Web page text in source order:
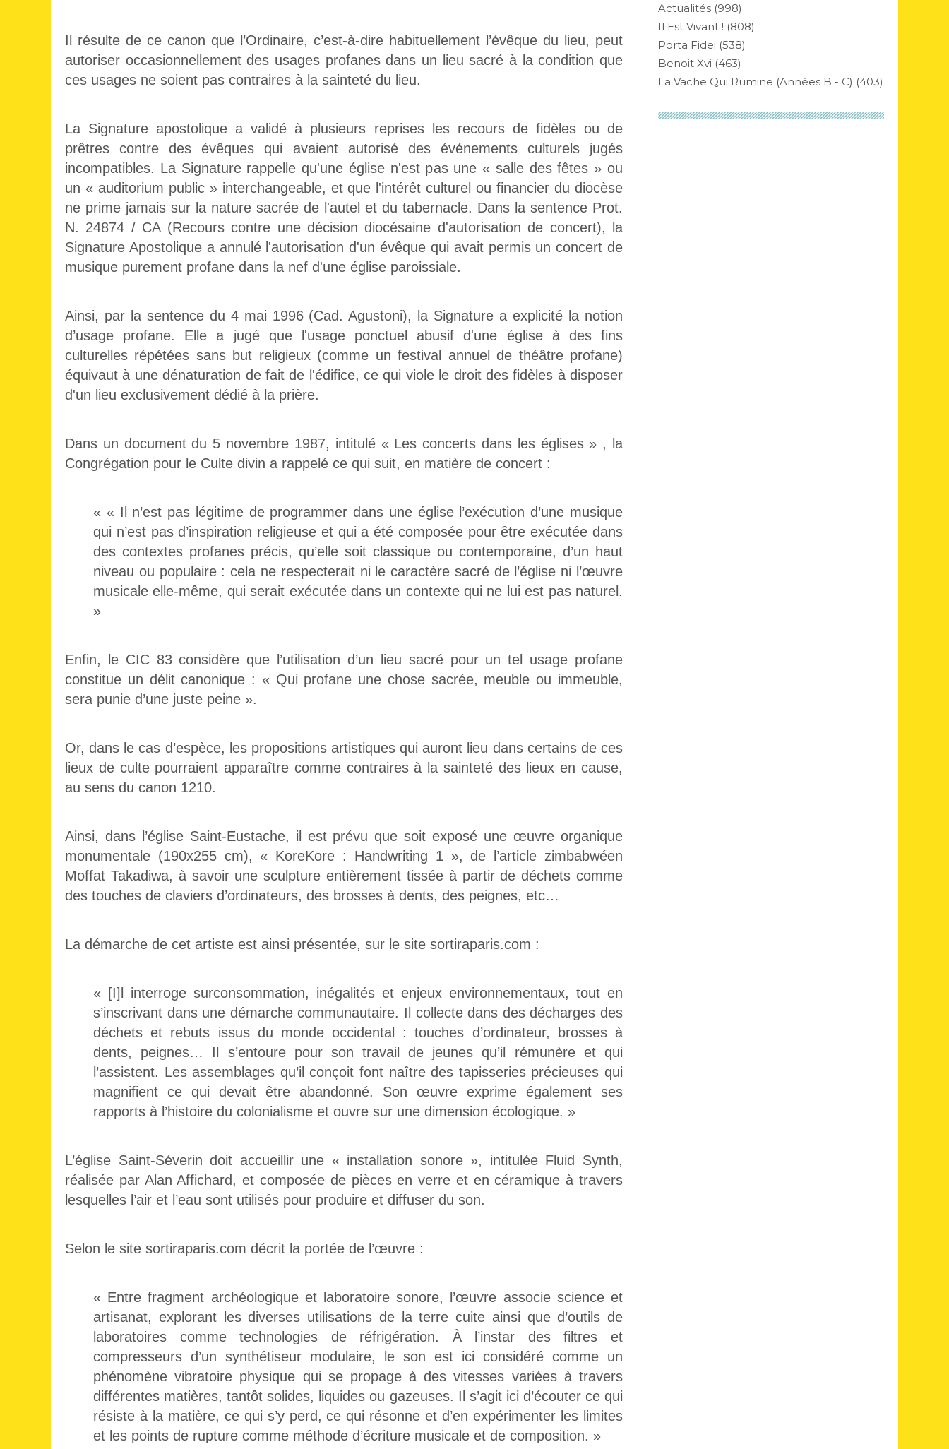
Il résulte de ce canon que l’Ordinaire, c’est-à-dire habituellement l’évêque du lieu, peut
autoriser occasionnellement des usages profanes dans un lieu sacré à la condition que
ces usages ne soient pas contraires à la sainteté du lieu.
La Signature apostolique a validé à plusieurs reprises les recours de fidèles ou de
prêtres contre des évêques qui avaient autorisé des événements culturels jugés
incompatibles. La Signature rappelle qu'une église n'est pas une « salle des fêtes » ou
un « auditorium public » interchangeable, et que l'intérêt culturel ou financier du diocèse
ne prime jamais sur la nature sacrée de l'autel et du tabernacle. Dans la sentence Prot.
N. 24874 / CA (Recours contre une décision diocésaine d'autorisation de concert), la
Signature Apostolique a annulé l'autorisation d'un évêque qui avait permis un concert de
musique purement profane dans la nef d'une église paroissiale.
Ainsi, par la sentence du 4 mai 1996 (Cad. Agustoni), la Signature a explicité la notion
d’usage profane. Elle a jugé que l'usage ponctuel abusif d'une église à des fins
culturelles répétées sans but religieux (comme un festival annuel de théâtre profane)
équivaut à une dénaturation de fait de l'édifice, ce qui viole le droit des fidèles à disposer
d'un lieu exclusivement dédié à la prière.
Dans un document du 5 novembre 1987, intitulé « Les concerts dans les églises » , la
Congrégation pour le Culte divin a rappelé ce qui suit, en matière de concert :
« « Il n’est pas légitime de programmer dans une église l’exécution d’une musique
qui n’est pas d’inspiration religieuse et qui a été composée pour être exécutée dans
des contextes profanes précis, qu’elle soit classique ou contemporaine, d’un haut
niveau ou populaire : cela ne respecterait ni le caractère sacré de l’église ni l’œuvre
musicale elle-même, qui serait exécutée dans un contexte qui ne lui est pas naturel.
»
Enfin, le CIC 83 considère que l’utilisation d’un lieu sacré pour un tel usage profane
constitue un délit canonique : « Qui profane une chose sacrée, meuble ou immeuble,
sera punie d’une juste peine ».
Or, dans le cas d’espèce, les propositions artistiques qui auront lieu dans certains de ces
lieux de culte pourraient apparaître comme contraires à la sainteté des lieux en cause,
au sens du canon 1210.
Ainsi, dans l’église Saint-Eustache, il est prévu que soit exposé une œuvre organique
monumentale (190x255 cm), « KoreKore : Handwriting 1 », de l’article zimbabwéen
Moffat Takadiwa, à savoir une sculpture entièrement tissée à partir de déchets comme
des touches de claviers d’ordinateurs, des brosses à dents, des peignes, etc…
La démarche de cet artiste est ainsi présentée, sur le site sortiraparis.com :
« [I]l interroge surconsommation, inégalités et enjeux environnementaux, tout en
s’inscrivant dans une démarche communautaire. Il collecte dans des décharges des
déchets et rebuts issus du monde occidental : touches d’ordinateur, brosses à
dents, peignes… Il s’entoure pour son travail de jeunes qu’il rémunère et qui
l’assistent. Les assemblages qu’il conçoit font naître des tapisseries précieuses qui
magnifient ce qui devait être abandonné. Son œuvre exprime également ses
rapports à l’histoire du colonialisme et ouvre sur une dimension écologique. »
L’église Saint-Séverin doit accueillir une « installation sonore », intitulée Fluid Synth,
réalisée par Alan Affichard, et composée de pièces en verre et en céramique à travers
lesquelles l’air et l’eau sont utilisés pour produire et diffuser du son.
Selon le site sortiraparis.com décrit la portée de l’œuvre :
« Entre fragment archéologique et laboratoire sonore, l’œuvre associe science et
artisanat, explorant les diverses utilisations de la terre cuite ainsi que d’outils de
laboratoires comme technologies de réfrigération. À l’instar des filtres et
compresseurs d’un synthétiseur modulaire, le son est ici considéré comme un
phénomène vibratoire physique qui se propage à des vitesses variées à travers
différentes matières, tantôt solides, liquides ou gazeuses. Il s’agit ici d’écouter ce qui
résiste à la matière, ce qui s’y perd, ce qui résonne et d’en expérimenter les limites
et les points de rupture comme méthode d’écriture musicale et de composition. »
Actualités (998)
Il Est Vivant ! (808)
Porta Fidei (538)
Benoit Xvi (463)
La Vache Qui Rumine (années B - C) (403)